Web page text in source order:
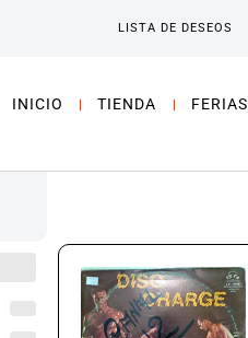
LISTA DE DESEOS
INICIO TIENDA FERIAS